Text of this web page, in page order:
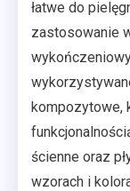
łatwe do
zastosowanie
kompozytowe,
ścienne oraz
wzorach i